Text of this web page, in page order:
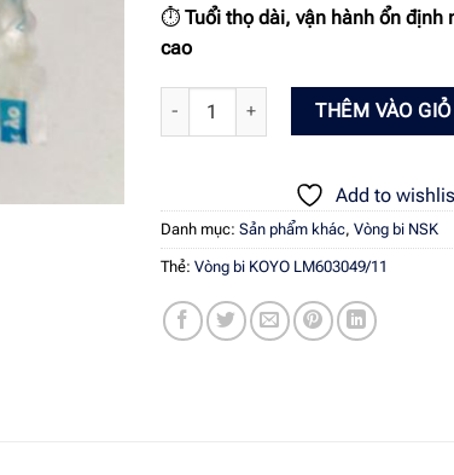
⏱ Tuổi thọ dài, vận hành ổn định
cao
Vòng bi KOYO LM603049/11 – Giải
THÊM VÀO
Add to
Danh mục: Sản phẩm khác, Vòng bi NSK
Thẻ: Vòng bi KOYO LM603049/11